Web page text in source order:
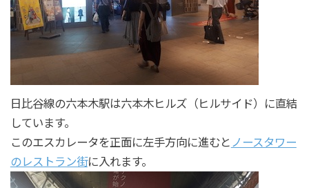
日比谷線の六本木駅は六本木ヒルズ（ヒルサイド）に直結
しています。
このエスカレータを正面に左手方向に進むと ノースタワー
のレストラン街に入れます。